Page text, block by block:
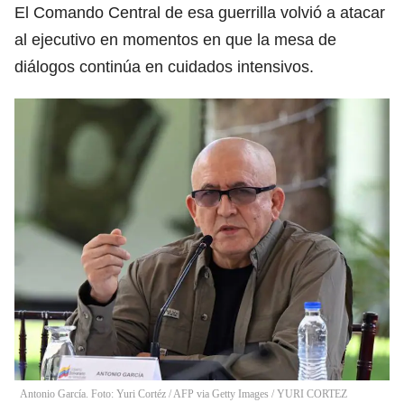
El Comando Central de esa guerrilla volvió a atacar
al ejecutivo en momentos en que la mesa de
diálogos continúa en cuidados intensivos.
Antonio García. Foto: Yuri Cortéz / AFP via Getty Images / YURI CORTEZ